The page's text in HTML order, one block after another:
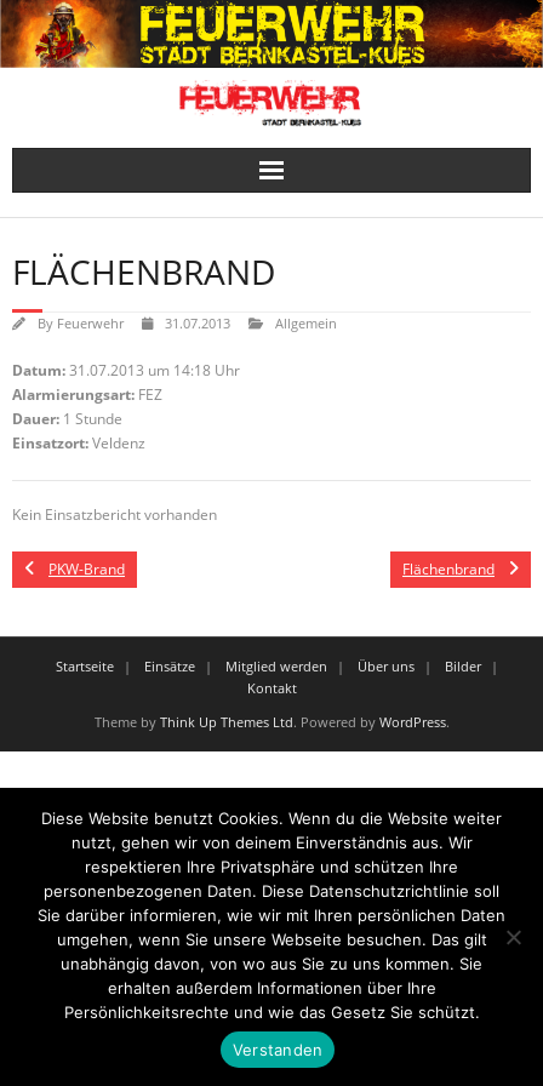
Skip
to
content
FLÄCHENBRAND
By Feuerwehr 31.07.2013 Allgemein
Datum:31.07.2013 um 14:18 Uhr
Alarmierungsart: FEZ
Dauer: 1 Stunde
Einsatzort:Veldenz
Kein Einsatzbericht vorhanden
PKW-Brand Flächenbrand
Startseite Einsätze Mitglied werden Über uns
Bilder
Kontakt
Theme by Think Up Themes Ltd. Powered by WordPress.
Diese Website benutzt Cookies. Wenn du die Website weiter
nutzt, gehen wir von deinem Einverständnis aus. Wir
respektieren Ihre Privatsphäre und schützen Ihre
personenbezogenen Daten. Diese Datenschutzrichtlinie soll
Sie darüber informieren, wie wir mit Ihren persönlichen Daten
umgehen, wenn Sie unsere Webseite besuchen. Das gilt
unabhängig davon, von wo aus Sie zu uns kommen. Sie
erhalten außerdem Informationen über Ihre
Persönlichkeitsrechte und wie das Gesetz Sie schützt.
Verstanden